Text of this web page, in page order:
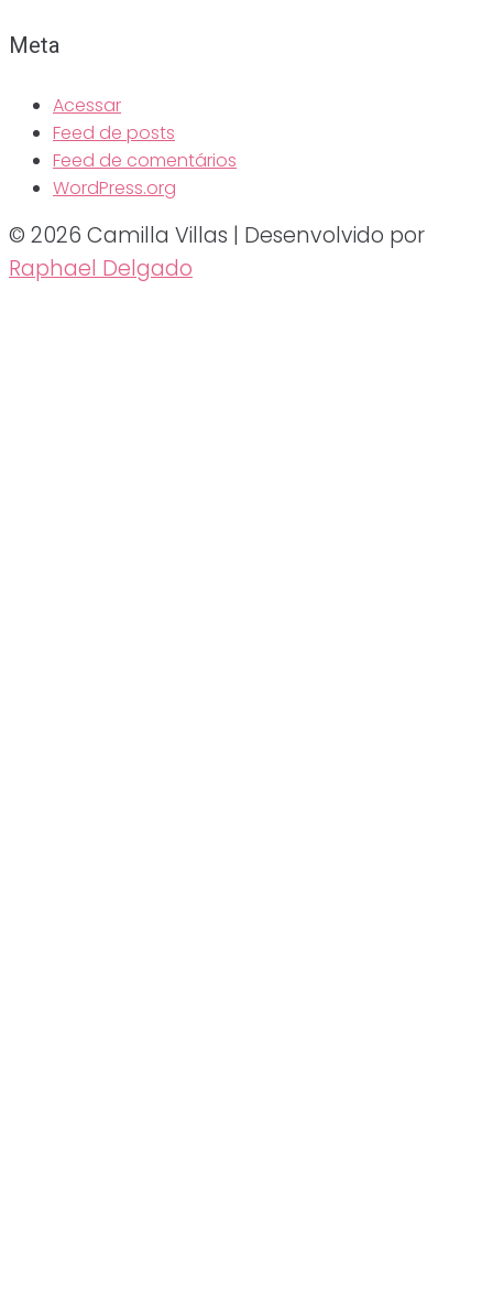
Meta
Acessar
Feed de posts
Feed de comentários
WordPress.org
© 2026 Camilla Villas | Desenvolvido por
Raphael Delgado